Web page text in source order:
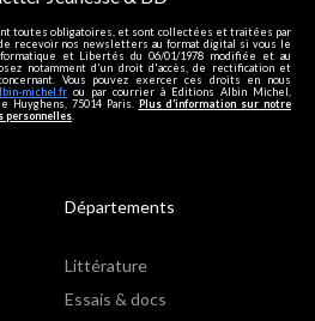
toutes obligatoires, et sont collectées et traitées par
recevoir nos newsletters au format digital si vous le
et Libertés du 06/01/1978 modifiée et au
notamment d'un droit d'accès, de rectification et
Vous pouvez exercer ces droits en nous
michel.fr ou par courrier à Editions Albin Michel,
Huyghens, 75014 Paris. Plus d’information sur notre
personnelles
Départements
Littérature
Essais & docs